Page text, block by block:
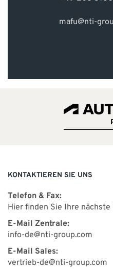
mafu@nti-
KONTAKTIEREN SIE UNS
Telefon & Fax:
Hier finden Sie Ihre
E-Mail Zentrale:
info-de@nti-group.com
E-Mail Sales:
vertrieb-de@nti-group.com